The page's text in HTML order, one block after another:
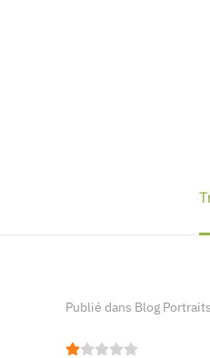
Publié dans Blog Portraits
Vote utilisateur: